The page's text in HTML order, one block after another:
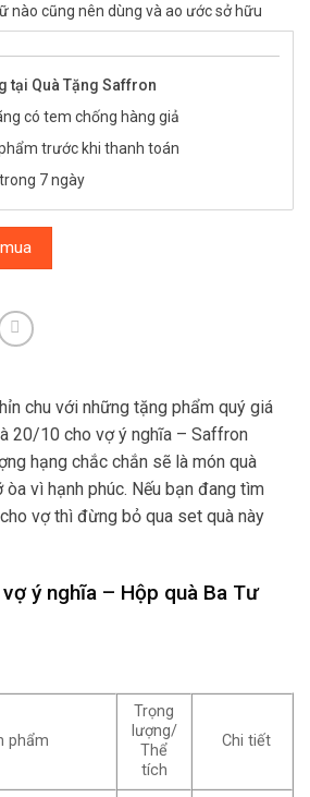
nào cũng nên dùng và ao ước sở hữu
tại Quà Tặng Saffron
có tem chống hàng giả
trước khi thanh toán
7 ngày
JAHAN & Trà hoa thượng hạng số lượng
chu với những tặng phẩm quý giá
20/10 cho vợ ý nghĩa – Saffron
hạng chắc chắn sẽ là món quà
òa vì hạnh phúc. Nếu bạn đang tìm
vợ thì đừng bỏ qua set quà này
ý nghĩa – Hộp quà Ba Tư
phẩm
Trọng
lượng/
Thể
tích
Chi tiết